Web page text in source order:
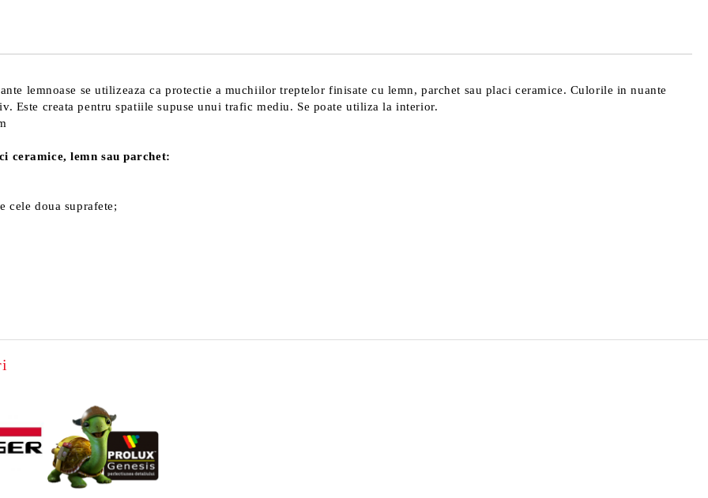
lemnoase se utilizeaza ca protectie a muchiilor treptelor finisate cu lemn, parchet sau placi ceramice. Culorile in nuante
Este creata pentru spatiile supuse unui trafic mediu. Se poate utiliza la interior.
ceramice, lemn sau parchet:
cele doua suprafete;